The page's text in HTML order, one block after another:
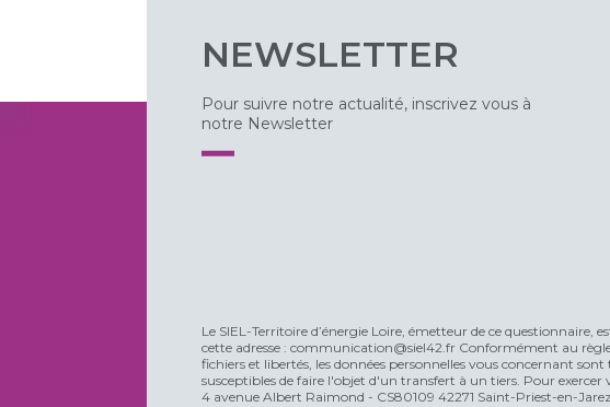
NEWSLETTER
Pour suivre notre actualité, inscrivez vous à
notre Newsletter
Le SIEL-Territoire d’énergie Loire, émetteur de ce
cette adresse : communication@siel42.fr Conformément au
fichiers et libertés, les données personnelles vous concernant
susceptibles de faire l'objet d'un transfert à un tiers. Pour
4 avenue Albert Raimond - CS80109 42271 Saint-Priest-en-